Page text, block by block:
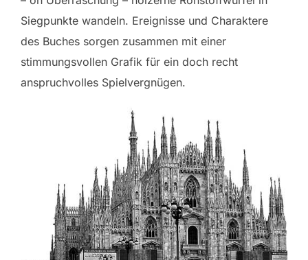
Siegpunkte wandeln. Ereignisse und Charaktere
des Buches sorgen zusammen mit einer
stimmungsvollen Grafik für ein doch recht
anspruchvolles Spielvergnügen.